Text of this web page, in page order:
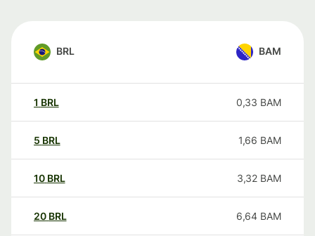
BRL BAM
1 BRL 0,33 BAM
5 BRL 1,66 BAM
10 BRL 3,32 BAM
20 BRL 6,64 BAM